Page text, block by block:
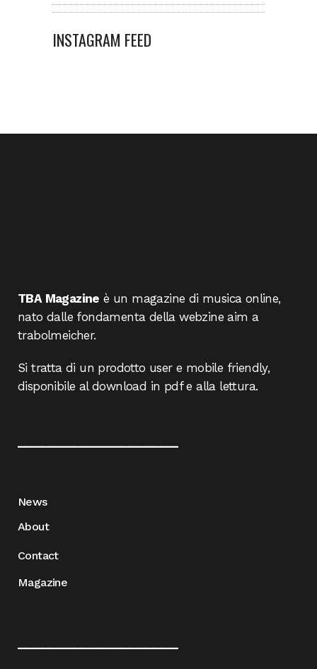
INSTAGRAM FEED
TBA Magazine è un magazine di musica online,
nato dalle fondamenta della webzine aim a
trabolmeicher.
Si tratta di un prodotto user e mobile friendly,
disponibile al download in pdf e alla lettura.
News
About
Contact
Magazine